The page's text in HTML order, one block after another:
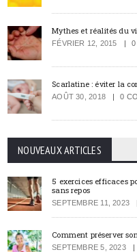
Mythes et réalités du
FÉVRIER 12, 2015 0
Scarlatine : éviter la
AOÛT 30, 2018 0
NOUVEAUX ARTICLES
5 exercices efficaces
sans repos
SEPTEMBRE 11, 2023
Comment préserver
SEPTEMBRE 5, 2023